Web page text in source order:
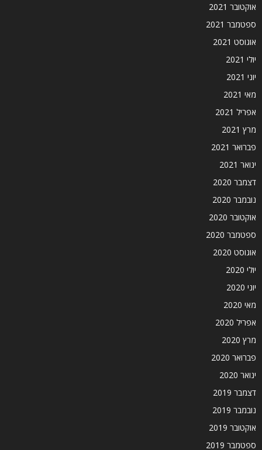
אוקטובר 2021
ספטמבר 2021
אוגוסט 2021
יולי 2021
יוני 2021
מאי 2021
אפריל 2021
מרץ 2021
פברואר 2021
ינואר 2021
דצמבר 2020
נובמבר 2020
אוקטובר 2020
ספטמבר 2020
אוגוסט 2020
יולי 2020
יוני 2020
מאי 2020
אפריל 2020
מרץ 2020
פברואר 2020
ינואר 2020
דצמבר 2019
נובמבר 2019
אוקטובר 2019
ספטמבר 2019